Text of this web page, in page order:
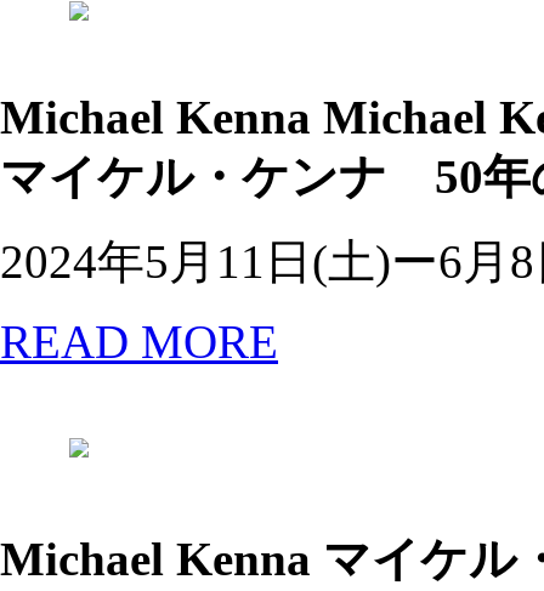
Michael Kenna Michael
マイケル・ケンナ 50年
2024年5月11日(土)ー6月
READ MORE
Michael Kenna マイケル